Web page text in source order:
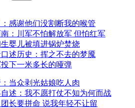
感谢他们没割断我的喉管
：川军不怕解放军 但怕红军
婴儿被填进锅炉焚烧
述历史：挥之不去的梦魇
下一米多长的哑弹
当众剥光姑娘吃人肉
述：我不愿打仗不知为何而战
长要拼命 说我年轻不让留